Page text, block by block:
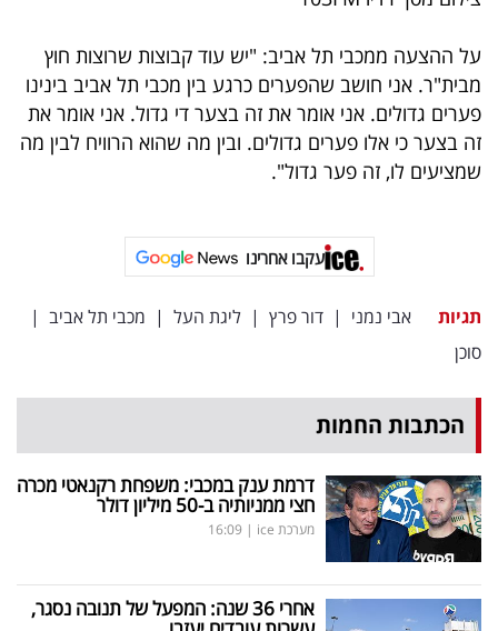
פרסמו
באייס
עקבו
אחרינו:
על ההצעה ממכבי תל אביב: "יש עוד קבוצות שרוצות חוץ
מבית"ר. אני חושב שהפערים כרגע בין מכבי תל אביב בינינו
פערים גדולים. אני אומר את זה בצער די גדול. אני אומר את
זה בצער כי אלו פערים גדולים. ובין מה שהוא הרוויח לבין מה
שמציעים לו, זה פער גדול".
עקבו אחרינו
תגיות אבי נמני | דור פרץ | ליגת העל | מכבי תל אביב |
סוכן
הכתבות החמות
דרמת ענק במכבי: משפחת רקנאטי מכרה
חצי ממניותיה ב-50 מיליון דולר
מערכת ice |
16:09
אחרי 36 שנה: המפעל של תנובה נסגר,